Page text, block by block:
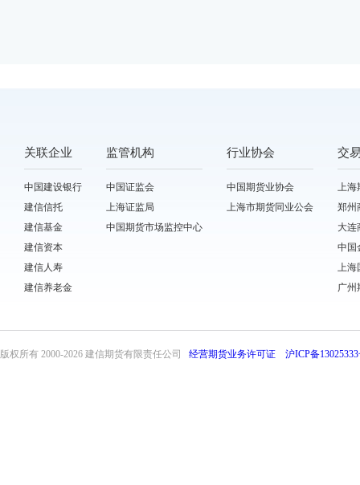
关联企业
中国建设银行
建信信托
建信基金
建信资本
建信人寿
建信养老金
监管机构
中国证监会
上海证监局
中国期货市场监控中心
行业协会
中国期货业协会
上海市期货同业公会
交
上海
郑州
大连
中国
上海
广州
版权所有 2000-2026 建信期货有限责任公司 经营期货业务许可证 沪ICP备